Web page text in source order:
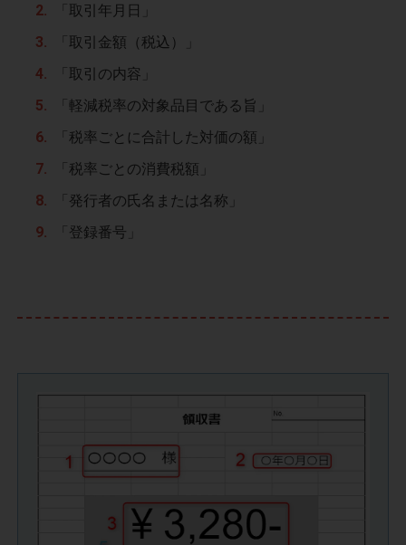
「取引年月日」
「取引金額（税込）」
「取引の内容」
「軽減税率の対象品目である旨」
「税率ごとに合計した対価の額」
「税率ごとの消費税額」
「発行者の氏名または名称」
「登録番号」